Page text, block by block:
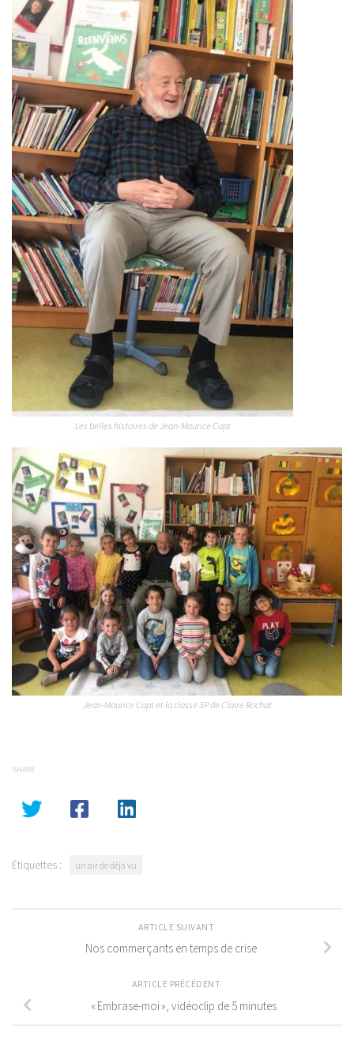
Les belles histoires de Jean-Maurice Capt
Jean-Maurice Capt et la classe 3P de Claire Rochat
SHARE
Étiquettes : un air de déjà vu
ARTICLE SUIVANT
Nos commerçants en temps de crise
ARTICLE PRÉCÉDENT
« Embrase-moi », vidéoclip de 5 minutes